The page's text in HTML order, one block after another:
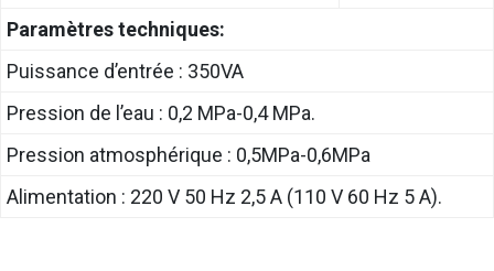
Paramètres techniques:
Puissance d’entrée : 350VA
Pression de l’eau : 0,2 MPa-0,4 MPa.
Pression atmosphérique : 0,5MPa-0,6MPa
Alimentation : 220 V 50 Hz 2,5 A (110 V 60 Hz 5 A).